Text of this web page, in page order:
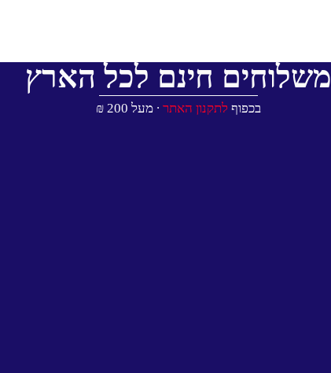
משלוחים חינם לכל הארץ
בכפוף לתקנון האתר ∙ מעל 200 ₪